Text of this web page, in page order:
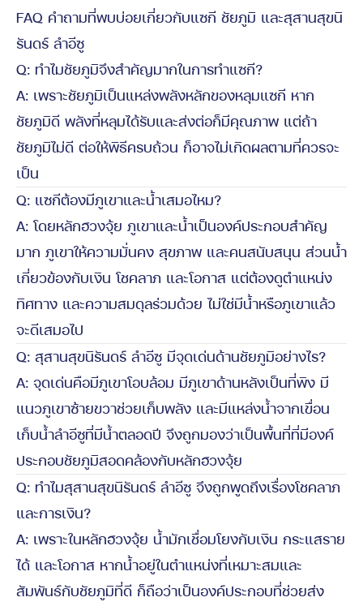
FAQ คำถามที่พบบ่อยเกี่ยวกับแซกี ชัยภูมิ และสุสานสุขนิ
รันดร์ ลำอีซู
Q: ทำไมชัยภูมิจึงสำคัญมากในการทำแซกี?
A: เพราะชัยภูมิเป็นแหล่งพลังหลักของหลุมแซกี หาก
ชัยภูมิดี พลังที่หลุมได้รับและส่งต่อก็มีคุณภาพ แต่ถ้า
ชัยภูมิไม่ดี ต่อให้พิธีครบถ้วน ก็อาจไม่เกิดผลตามที่ควรจะ
เป็น
Q: แซกีต้องมีภูเขาและน้ำเสมอไหม?
A: โดยหลักฮวงจุ้ย ภูเขาและน้ำเป็นองค์ประกอบสำคัญ
มาก ภูเขาให้ความมั่นคง สุขภาพ และคนสนับสนุน ส่วนน้ำ
เกี่ยวข้องกับเงิน โชคลาภ และโอกาส แต่ต้องดูตำแหน่ง
ทิศทาง และความสมดุลร่วมด้วย ไม่ใช่มีน้ำหรือภูเขาแล้ว
จะดีเสมอไป
Q: สุสานสุขนิรันดร์ ลำอีซู มีจุดเด่นด้านชัยภูมิอย่างไร?
A: จุดเด่นคือมีภูเขาโอบล้อม มีภูเขาด้านหลังเป็นที่พิง มี
แนวภูเขาซ้ายขวาช่วยเก็บพลัง และมีแหล่งน้ำจากเขื่อน
เก็บน้ำลำอีซูที่มีน้ำตลอดปี จึงถูกมองว่าเป็นพื้นที่ที่มีองค์
ประกอบชัยภูมิสอดคล้องกับหลักฮวงจุ้ย
Q: ทำไมสุสานสุขนิรันดร์ ลำอีซู จึงถูกพูดถึงเรื่องโชคลาภ
และการเงิน?
A: เพราะในหลักฮวงจุ้ย น้ำมักเชื่อมโยงกับเงิน กระแสราย
ได้ และโอกาส หากน้ำอยู่ในตำแหน่งที่เหมาะสมและ
สัมพันธ์กับชัยภูมิที่ดี ก็ถือว่าเป็นองค์ประกอบที่ช่วยส่ง